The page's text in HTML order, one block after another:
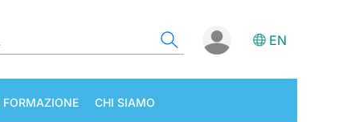
EN
FORMAZIONE CHI SIAMO